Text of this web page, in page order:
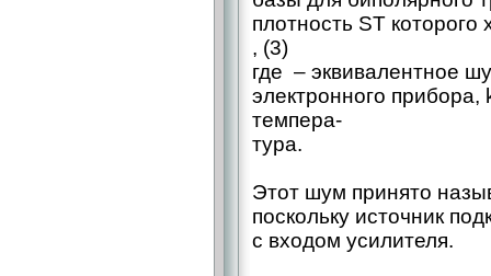
плотность ST
, (3)
где – ​эквивалентное
электронного
темпера-
тура.
Этот шум принято
поскольку источник
с входом усилителя.